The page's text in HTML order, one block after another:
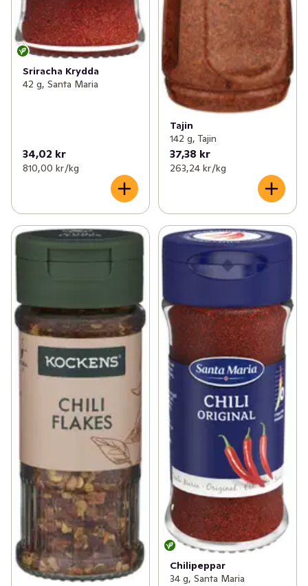
Sriracha Krydda
42 g, Santa Maria
34,02 kr
810,00 kr /kg
Tajin
142 g, Tajin
37,38 kr
263,24 kr /kg
Chilipeppar
34 g, Santa Maria